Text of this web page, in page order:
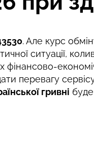
. Але курс
ситуації,
фінансово-
перевагу
гривні